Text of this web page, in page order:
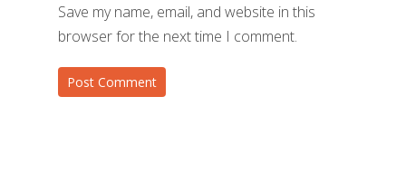
Save my name, email, and website in this
browser for the next time I comment.